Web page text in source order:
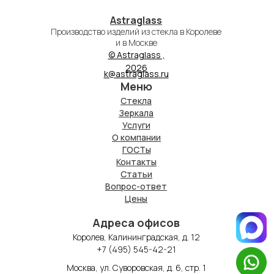
k@astraglass.ru
© Astraglass ,
2026
Astraglass
Производство изделий из стекла в Королеве
и в Москве
Адреса офисов
Королев, Калининградская, д. 12
+7 (495) 545-42-21
Москва, ул. Суворовская, д. 6, стр. 1
Меню
Стекла
Услуги
О компании
Контакты
Зеркала
Статьи
Цены
Вопрос-ответ
ГОСТы